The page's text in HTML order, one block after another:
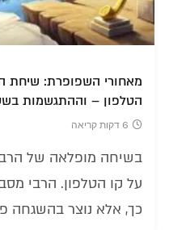
מאחורי השפופרת: שיחת
הטלפון – וההתגשמות
6 דקות קריאה
בשיחה מופלאה של
על קו הטלפון. הרבי
כך, אלא נוצר בהשגחה